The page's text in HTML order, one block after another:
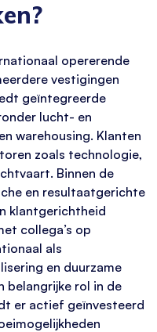
opererende
vestigingen
geïntegreerde
lucht- en
warehousing. Klanten
zoals technologie,
Binnen de
en resultaatgerichte
klantgerichtheid
collega’s op
als
en duurzame
belangrijke rol in de
er actief geïnvesteerd